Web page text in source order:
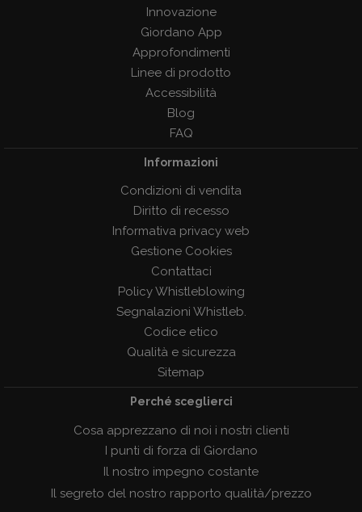
Innovazione
Giordano App
Approfondimenti
Linee di prodotto
Accessibilità
Blog
FAQ
Informazioni
Condizioni di vendita
Diritto di recesso
Informativa privacy web
Gestione Cookies
Contattaci
Policy Whistleblowing
Segnalazioni Whistleb.
Codice etico
Qualità e sicurezza
Sitemap
Perché sceglierci
Cosa apprezzano di noi i nostri clienti
I punti di forza di Giordano
Il nostro impegno costante
Il segreto del nostro rapporto qualità/prezzo